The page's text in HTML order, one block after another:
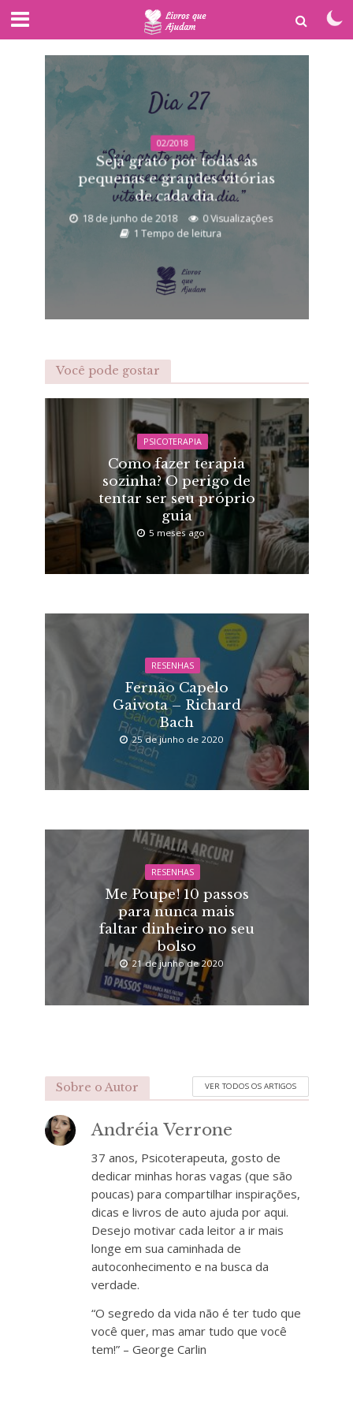
02/2018
Seja grato por todas as
pequenas e grandes vitórias
de cada dia.
18 de junho de 2018
0 Visualizações
1 Tempo de leitura
Você pode gostar
PSICOTERAPIA
Como fazer terapia
sozinha? O perigo de
tentar ser seu próprio
guia
5 meses ago
RESENHAS
Fernão Capelo
Gaivota – Richard
Bach
25 de junho de 2020
RESENHAS
Me Poupe! 10 passos
para nunca mais
faltar dinheiro no seu
bolso
21 de junho de 2020
Sobre o Autor VER TODOS OS ARTIGOS
Andréia Verrone
37 anos, Psicoterapeuta, gosto de
dedicar minhas horas vagas (que são
poucas) para compartilhar inspirações,
dicas e livros de auto ajuda por aqui.
Desejo motivar cada leitor a ir mais
longe em sua caminhada de
autoconhecimento e na busca da
verdade.
“O segredo da vida não é ter tudo que
você quer, mas amar tudo que você
tem!” – George Carlin